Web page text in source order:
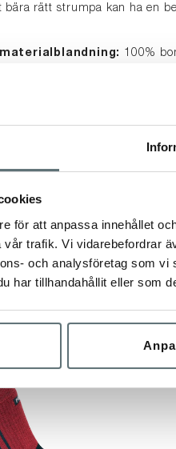
för att anpassa innehållet
trafik. Vi vidarebefordrar
och analysföretag som
har tillhandahållit eller som
bära rätt strumpa kan ha en
100%
kängor är förvisso
denna